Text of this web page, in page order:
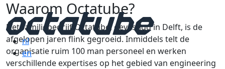
nl
en
Waarom Octatube?
Het familiebedrijf Octatube, gevestigd in Delft, is de
afgelopen jaren flink gegroeid. Inmiddels telt de
organisatie ruim 100 man personeel en werken
verschillende expertises op het gebied van engineering